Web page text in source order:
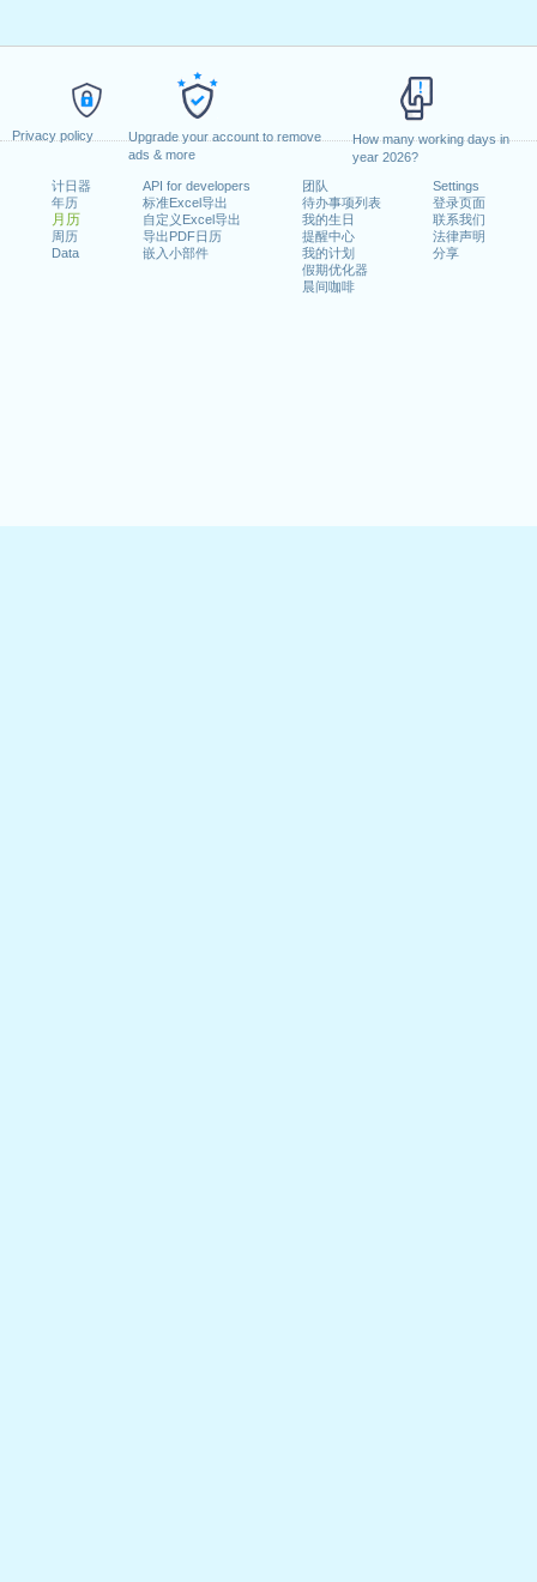
Privacy policy
Upgrade your account to remove
ads & more
How many working days in
year 2026?
计日器
年历
月历
周历
Data
API for developers
标准Excel导出
自定义Excel导出
导出PDF日历
嵌入小部件
团队
待办事项列表
我的生日
提醒中心
我的计划
假期优化器
晨间咖啡
Settings
登录页面
联系我们
法律声明
分享